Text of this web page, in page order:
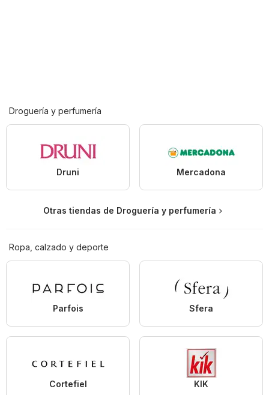
Droguería y perfumería
Druni Mercadona
Otras tiendas de Droguería y perfumería
Ropa, calzado y deporte
Parfois Sfera
Cortefiel KIK